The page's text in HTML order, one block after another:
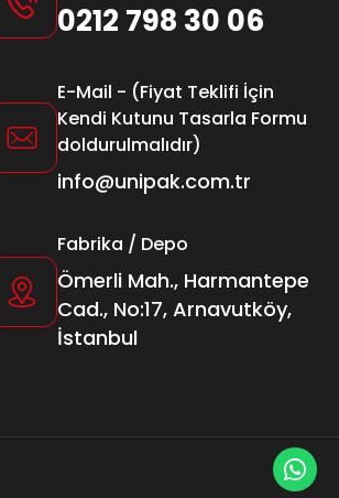
0212 798 30 06
E-Mail - (Fiyat Teklifi İçin
Kendi Kutunu Tasarla Formu
doldurulmalıdır)
info@unipak.com.tr
Fabrika / Depo
Ömerli Mah., Harmantepe
Cad., No:17, Arnavutköy,
İstanbul